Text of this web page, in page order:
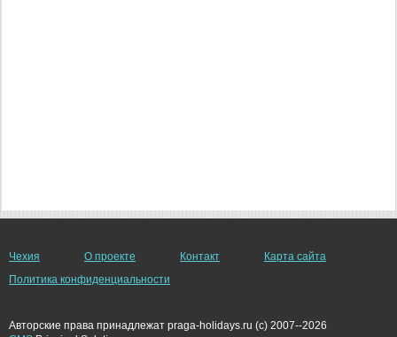
Чехия О проекте Контакт
Карта сайта
Политика конфиденциальности
Авторские права принадлежат praga-holidays.ru (c) 2007--2026